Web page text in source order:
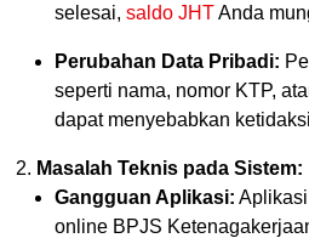
selesai, saldo JHTAnda
Perubahan Data Pribadi:
seperti nama, nomor KTP,
dapat menyebabkan
Masalah Teknis pada Sistem:
Gangguan Aplikasi:
online BPJS